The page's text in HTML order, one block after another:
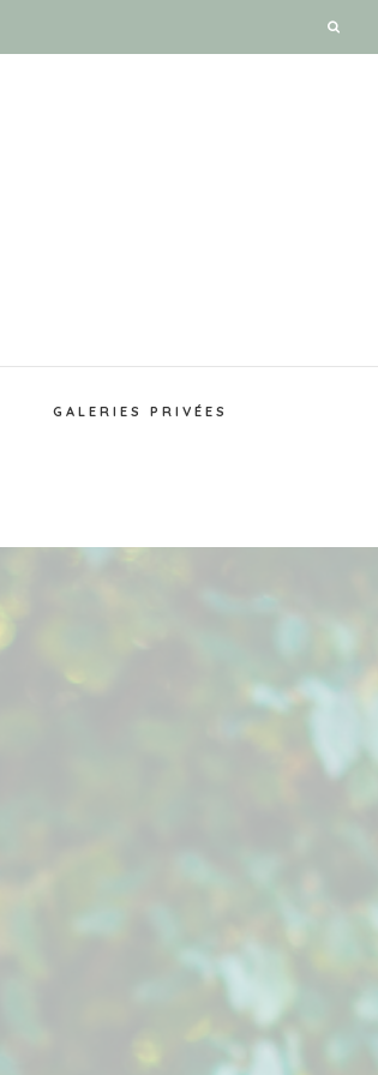
GALERIES PRIVÉES